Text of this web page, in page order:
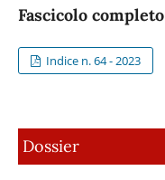
Fascicolo completo
Indice n. 64 - 2023
Dossier